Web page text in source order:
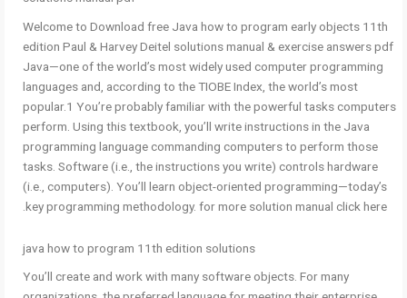
Welcome to Download free Java how to program early objects 11th
edition Paul & Harvey Deitel solutions manual & exercise answers pdf
Java—one of the world’s most widely used computer programming
languages and, according to the TIOBE Index, the world’s most
popular.1 You’re probably familiar with the powerful tasks computers
perform. Using this textbook, you’ll write instructions in the Java
programming language commanding computers to perform those
tasks. Software (i.e., the instructions you write) controls hardware
(i.e., computers). You’ll learn object-oriented programming—today’s
key programming methodology. for more solution manual click here.
java how to program 11th edition solutions
You’ll create and work with many software objects. For many